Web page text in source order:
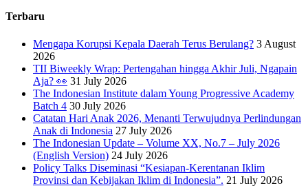
Terbaru
Mengapa Korupsi Kepala Daerah Terus Berulang? 3 August
2026
TII Biweekly Wrap: Pertengahan hingga Akhir Juli, Ngapain
Aja? 👀 31 July 2026
The Indonesian Institute dalam Young Progressive Academy
Batch 4 30 July 2026
Catatan Hari Anak 2026, Menanti Terwujudnya Perlindungan
Anak di Indonesia 27 July 2026
The Indonesian Update – Volume XX, No.7 – July 2026
(English Version) 24 July 2026
Policy Talks Diseminasi “Kesiapan-Kerentanan Iklim
Provinsi dan Kebijakan Iklim di Indonesia”. 21 July 2026